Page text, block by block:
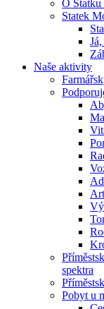
O Statku
Statek
Naše aktivity
spektra
Pobyt u